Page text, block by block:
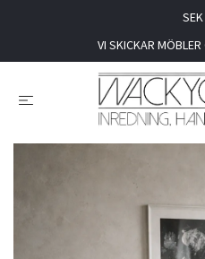
SEK
VI SKICKAR MÖBLER